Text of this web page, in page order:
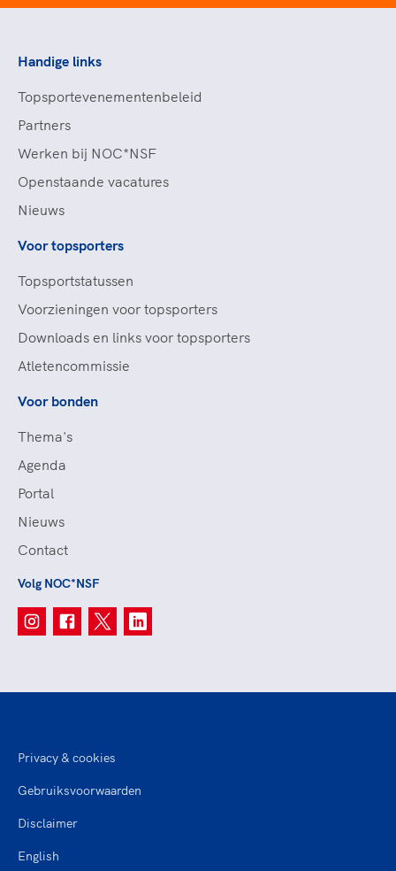
Handige links
Topsportevenementenbeleid
Partners
Werken bij NOC*NSF
Openstaande vacatures
Nieuws
Voor topsporters
Topsportstatussen
Voorzieningen voor topsporters
Downloads en links voor topsporters
Atletencommissie
Voor bonden
Thema's
Agenda
Portal
Nieuws
Contact
Volg NOC*NSF
Privacy & cookies
Gebruiksvoorwaarden
Disclaimer
English